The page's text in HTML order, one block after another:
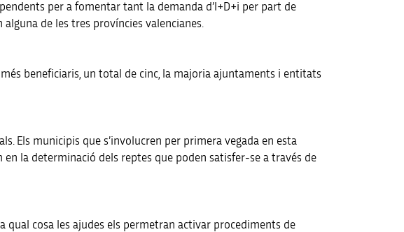
per a fomentar tant la demanda d’I+D+i per part de
de les tres províncies valencianes.
beneficiaris, un total de cinc, la majoria ajuntaments i entitats
Els municipis que s’involucren per primera vegada en esta
la determinació dels reptes que poden satisfer-se a través de
qual cosa les ajudes els permetran activar procediments de